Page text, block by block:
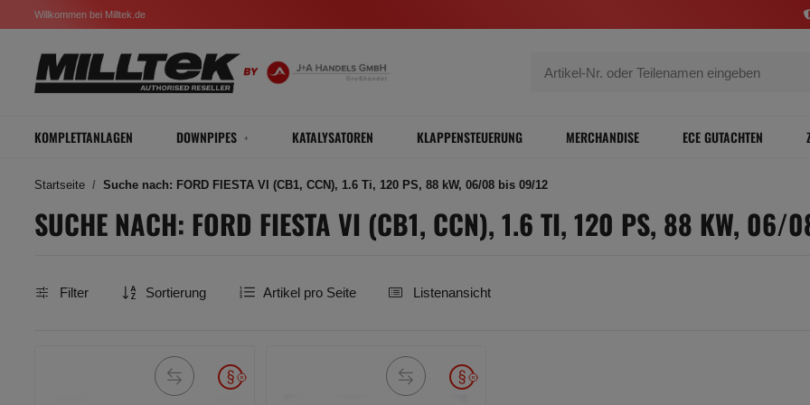
Willkommen bei Milltek.de
KOMPLETTANLAGEN DOWNPIPES KATALYSATOREN KLAPPENSTEUERUNG MERCHANDISE ECE GUTACHTEN
Startseite Suche nach: FORD FIESTA VI (CB1, CCN), 1.6 Ti, 120 PS, 88 kW, 06/08 bis 09/12
SUCHE NACH: FORD FIESTA VI (CB1, CCN), 1.6 TI, 120 PS, 88 KW,
Filter Sortierung Artikel pro Seite Listenansicht